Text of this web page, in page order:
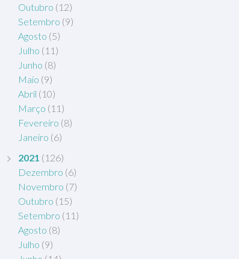
Outubro (12)
Setembro (9)
Agosto (5)
Julho (11)
Junho (8)
Maio (9)
Abril (10)
Março (11)
Fevereiro (8)
Janeiro (6)
2021 (126)
Dezembro (6)
Novembro (7)
Outubro (15)
Setembro (11)
Agosto (8)
Julho (9)